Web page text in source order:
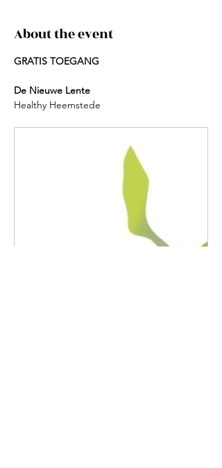
About the event
GRATIS TOEGANG
De Nieuwe Lente
Healthy Heemstede